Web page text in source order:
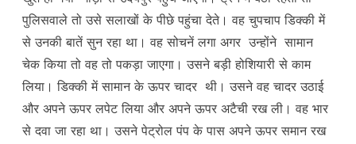
पुलिसवाले तो उसे सलाखों के पीछे पहुंचा देते। वह चुपचाप डिक्की में
से उनकी बातें सुन रहा था। वह सोचनें लगा अगर उन्होंने सामान
चेक किया तो वह तो पकड़ा जाएगा। उसने बड़ी होशियारी से काम
लिया। डिक्की में सामान के ऊपर चादर थी। उसने वह चादर उठाई
और अपने ऊपर लपेट लिया और अपने ऊपर अटैची रख ली। वह भार
से दवा जा रहा था। उसने पेट्रोल पंप के पास अपने ऊपर समान रख